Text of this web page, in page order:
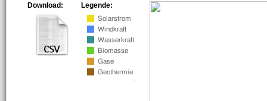
Legende:
Download: